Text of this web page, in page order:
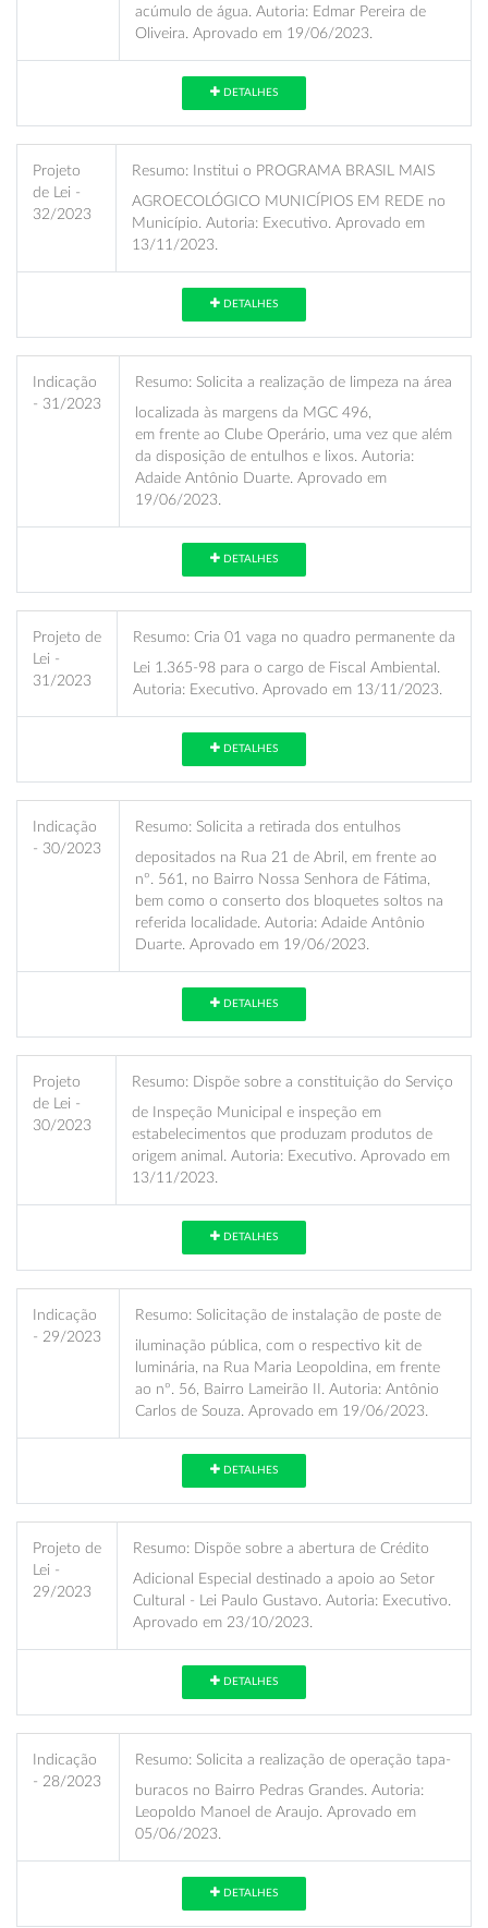
acúmulo de água. Autoria: Edmar Pereira de
Oliveira. Aprovado em 19/06/2023.
DETALHES
Projeto
de Lei -
32/2023
Resumo: Institui o PROGRAMA BRASIL MAIS
AGROECOLÓGICO MUNICÍPIOS EM REDE no
Município. Autoria: Executivo. Aprovado em
13/11/2023.
DETALHES
Indicação
- 31/2023
Resumo: Solicita a realização de limpeza na área
localizada às margens da MGC 496,
em frente ao Clube Operário, uma vez que além
da disposição de entulhos e lixos. Autoria:
Adaide Antônio Duarte. Aprovado em
19/06/2023.
DETALHES
Projeto de
Lei -
31/2023
Resumo: Cria 01 vaga no quadro permanente da
Lei 1.365-98 para o cargo de Fiscal Ambiental.
Autoria: Executivo. Aprovado em 13/11/2023.
DETALHES
Indicação
- 30/2023
Resumo: Solicita a retirada dos entulhos
depositados na Rua 21 de Abril, em frente ao
nº. 561, no Bairro Nossa Senhora de Fátima,
bem como o conserto dos bloquetes soltos na
referida localidade. Autoria: Adaide Antônio
Duarte. Aprovado em 19/06/2023.
DETALHES
Projeto
de Lei -
30/2023
Resumo: Dispõe sobre a constituição do Serviço
de Inspeção Municipal e inspeção em
estabelecimentos que produzam produtos de
origem animal. Autoria: Executivo. Aprovado em
13/11/2023.
DETALHES
Indicação
- 29/2023
Resumo: Solicitação de instalação de poste de
iluminação pública, com o respectivo kit de
luminária, na Rua Maria Leopoldina, em frente
ao nº. 56, Bairro Lameirão II. Autoria: Antônio
Carlos de Souza. Aprovado em 19/06/2023.
DETALHES
Projeto de
Lei -
29/2023
Resumo: Dispõe sobre a abertura de Crédito
Adicional Especial destinado a apoio ao Setor
Cultural - Lei Paulo Gustavo. Autoria: Executivo.
Aprovado em 23/10/2023.
DETALHES
Indicação
- 28/2023
Resumo: Solicita a realização de operação tapa-
buracos no Bairro Pedras Grandes. Autoria:
Leopoldo Manoel de Araujo. Aprovado em
05/06/2023.
DETALHES